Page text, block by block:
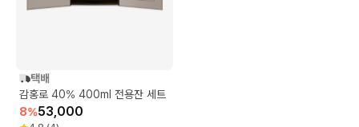
택배
감홍로 40% 400ml 전용잔 세트
8%53,000